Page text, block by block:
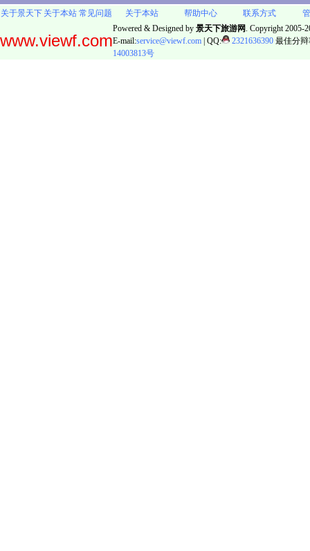
关于景天下 关于本站 常见问题 关于本站 帮助中心 联系方式
www.viewf.com
Powered & Designed by 景天下旅游网 . Copyright 2005-
E-mail:service@viewf.com | QQ: 2321636390 最佳分
14003813号